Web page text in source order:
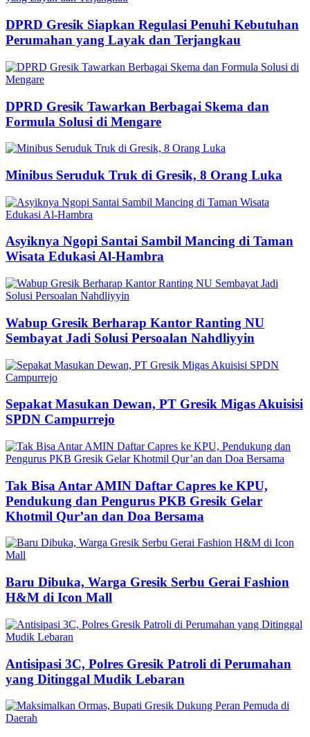
DPRD Gresik Siapkan Regulasi Penuhi Kebutuhan
Perumahan yang Layak dan Terjangkau
DPRD Gresik Tawarkan Berbagai Skema dan
Formula Solusi di Mengare
Minibus Seruduk Truk di Gresik, 8 Orang Luka
Asyiknya Ngopi Santai Sambil Mancing di Taman
Wisata Edukasi Al-Hambra
Wabup Gresik Berharap Kantor Ranting NU
Sembayat Jadi Solusi Persoalan Nahdliyyin
Sepakat Masukan Dewan, PT Gresik Migas Akuisisi
SPDN Campurrejo
Tak Bisa Antar AMIN Daftar Capres ke KPU,
Pendukung dan Pengurus PKB Gresik Gelar
Khotmil Qur’an dan Doa Bersama
Baru Dibuka, Warga Gresik Serbu Gerai Fashion
H&M di Icon Mall
Antisipasi 3C, Polres Gresik Patroli di Perumahan
yang Ditinggal Mudik Lebaran